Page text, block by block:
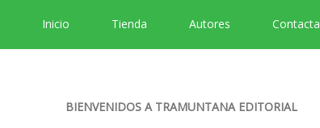
Inicio Tienda Autores Contacta
BIENVENIDOS A TRAMUNTANA EDITORIAL